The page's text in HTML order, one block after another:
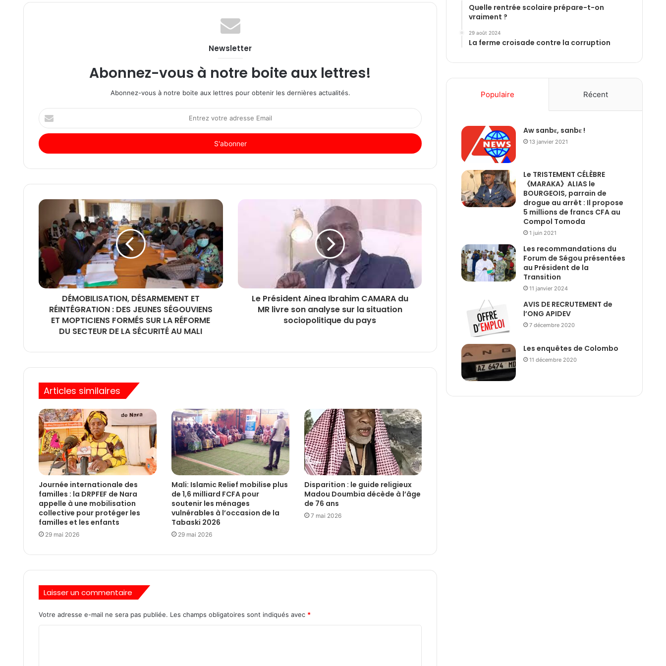
Newsletter
Abonnez-vous à notre boite aux lettres!
Abonnez-vous à notre boite aux lettres pour obtenir les dernières actualités.
Entrez
votre
adresse
Email
DÉMOBILISATION, DÉSARMEMENT ET
RÉINTÉGRATION : DES JEUNES SÉGOUVIENS
ET MOPTICIENS FORMÉS SUR LA RÉFORME
DU SECTEUR DE LA SÉCURITÉ AU MALI
Le Président Ainea Ibrahim CAMARA du
MR livre son analyse sur la situation
sociopolitique du pays
Articles similaires
Journée internationale des
familles : la DRPFEF de Nara
appelle à une mobilisation
collective pour protéger les
familles et les enfants
29 mai 2026
Mali: Islamic Relief mobilise plus
de 1,6 milliard FCFA pour
soutenir les ménages
vulnérables à l’occasion de la
Tabaski 2026
29 mai 2026
Disparition : le guide religieux
Madou Doumbia décède à l’âge
de 76 ans
7 mai 2026
Laisser un commentaire
Votre adresse e-mail ne sera pas publiée. Les champs obligatoires sont indiqués avec *
Quelle rentrée scolaire prépare-t-on
vraiment ?
29 août 2024
La ferme croisade contre la corruption
Populaire Récent
Aw sanbɛ, sanbɛ !
13 janvier 2021
Le TRISTEMENT CÉLÈBRE
《MARAKA》ALIAS le
BOURGEOIS, parrain de
drogue au arrêt : Il propose
5 millions de francs CFA au
Compol Tomoda
1 juin 2021
Les recommandations du
Forum de Ségou présentées
au Président de la
Transition
11 janvier 2024
AVIS DE RECRUTEMENT de
l’ONG APIDEV
7 décembre 2020
Les enquêtes de Colombo
11 décembre 2020